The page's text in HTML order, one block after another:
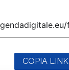
COPIA LINK